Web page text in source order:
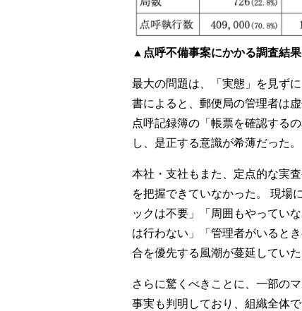
▲点呼不備事案にかかる調査結果
最大の問題は、「実態」を見ず
書によると、郵便局の管理者は
点呼記録簿の「帳票を確認する
し、是正する意識が希薄だった。
本社・支社もまた、定点的な実
を把握できていなかった。 現場
ックは不要」「周囲もやってい
は行わない」「管理者がいると
合を優先する風潮が蔓延していた
さらに驚くべきことに、一部の
事実も判明しており、組織全体